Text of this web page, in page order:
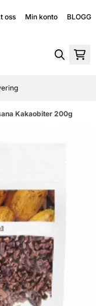
oss Min konto BLOGG
Kakaobiter 200g